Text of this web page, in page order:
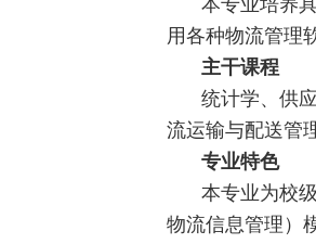
本专业培养
用各种物流管理
主干课程
统计学、供
流运输与配送管
专业特色
本专业为校
物流信息管理）